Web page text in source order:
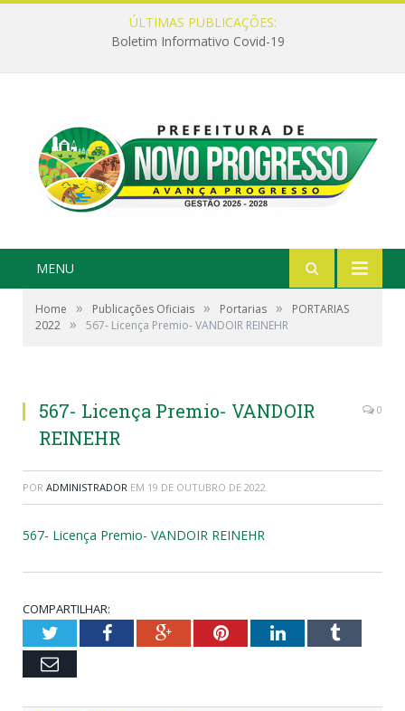
ÚLTIMAS PUBLICAÇÕES:
Boletim Informativo Covid-19
MENU
Home » Publicações Oficiais » Portarias »
PORTARIAS
2022 » 567- Licença Premio- VANDOIR REINEHR
567- Licença Premio- VANDOIR
REINEHR
0
POR ADMINISTRADOR EM 19 DE OUTUBRO DE 2022
567- Licença Premio- VANDOIR REINEHR
COMPARTILHAR:
TwitterFacebookGoogle+PinterestLinkedInTumblr
Email